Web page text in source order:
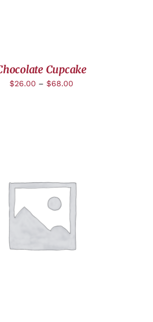
Cupcake
$26.00 – $68.00
AJOUTER AU PANIER